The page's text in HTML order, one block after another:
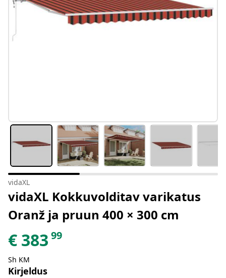
vidaXL
vidaXL Kokkuvolditav varikatus
Oranž ja pruun 400 × 300 cm
€ 383 99
Sh KM
Kirjeldus